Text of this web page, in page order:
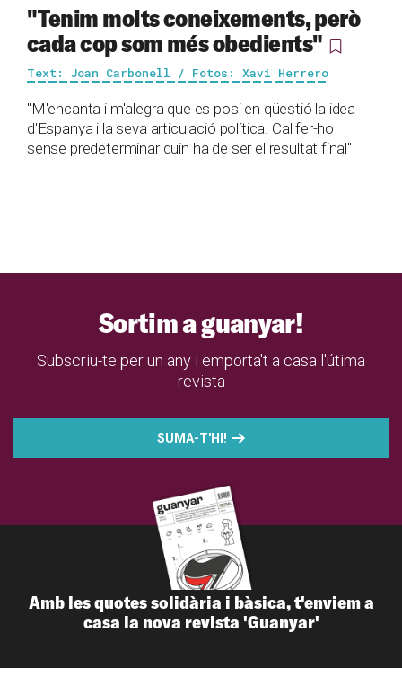
"Tenim molts coneixements, però
cada cop som més obedients"
Text: Joan Carbonell / Fotos: Xavi Herrero
"M'encanta i m'alegra que es posi en qüestió la idea
d'Espanya i la seva articulació política. Cal fer-ho
sense predeterminar quin ha de ser el resultat final"
Sortim a guanyar!
Subscriu-te per un any i emporta't a casa l'útima
revista
SUMA-T'HI!
Amb les quotes solidària i bàsica, t'enviem a
casa la nova revista 'Guanyar'